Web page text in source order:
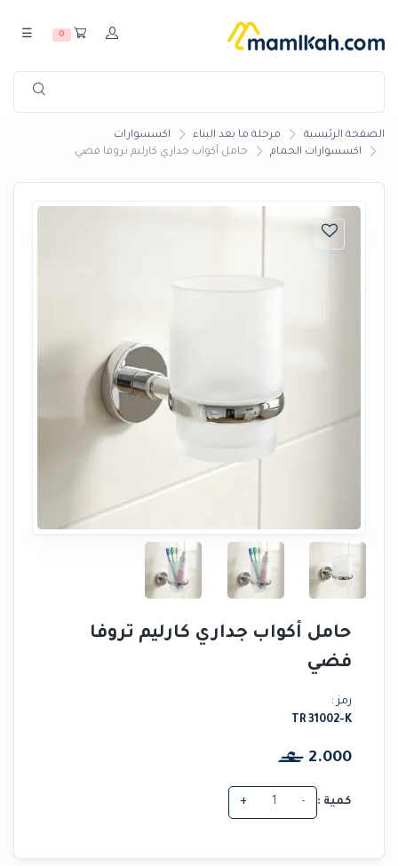
0
☰
الصفحة الرئيسية مرحلة ما بعد البناء
اكسسوارات
اكسسوارات الحمام
حامل أكواب جداري كارليم تروفا فضي
حامل أكواب جداري كارليم تروفا
فضي
رمز :
TR 31002-K
2.000
كمية : -
+